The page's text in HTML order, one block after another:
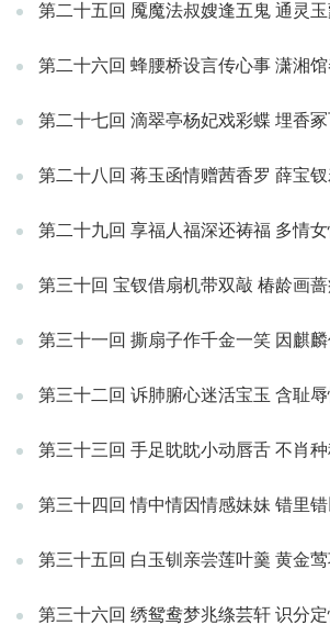
第二十五回 魇魔法叔嫂逢五鬼 通灵
第二十六回 蜂腰桥设言传心事 潇湘
第二十七回 滴翠亭杨妃戏彩蝶 埋香
第二十八回 蒋玉函情赠茜香罗 薛宝
第二十九回 享福人福深还祷福 多情
第三十回 宝钗借扇机带双敲 椿龄画
第三十一回 撕扇子作千金一笑 因麒
第三十二回 诉肺腑心迷活宝玉 含耻辱
第三十三回 手足眈眈小动唇舌 不肖
第三十四回 情中情因情感妹妹 错里
第三十五回 白玉钏亲尝莲叶羹 黄金
第三十六回 绣鸳鸯梦兆绦芸轩 识分